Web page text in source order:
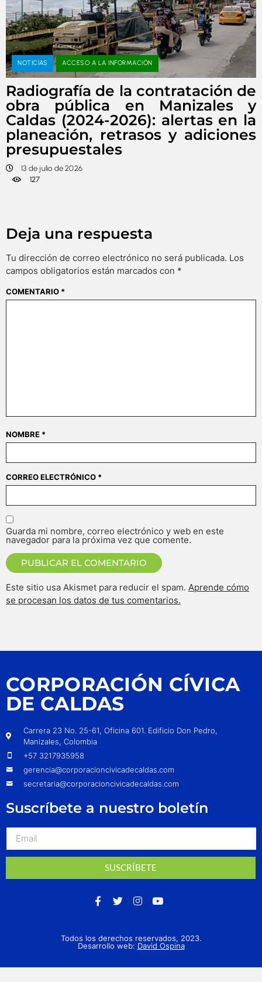
NOTICIAS ACCESO A LA INFORMACIÓN
Radiografía de la contratación de
obra pública en Manizales y
Caldas (2024-2026): alertas en la
planeación, retrasos y adiciones
presupuestales
13 de julio de 2026
127
Deja una respuesta
Tu dirección de correo electrónico no será publicada. Los
campos obligatorios están marcados con *
COMENTARIO *
NOMBRE *
CORREO ELECTRÓNICO *
Guarda mi nombre, correo electrónico y web en este
navegador para la próxima vez que comente.
Este sitio usa Akismet para reducir el spam. Aprende cómo
se procesan los datos de tus comentarios.
CORPORACIÓN CÍVICA
DE CALDAS
Carrera 23 No. 25-61, Oficina 601. Edificio Don Pedro,
Manizales, Colombia
+57 3217935958
gerencia@corporacioncivicadecaldas.com
secretaria@corporacioncivicadecaldas.com
Suscríbete a nuestro boletín
SUSCRÍBETE
Todos los derechos reservados, 2023.
Desarrollo web: David Ospina